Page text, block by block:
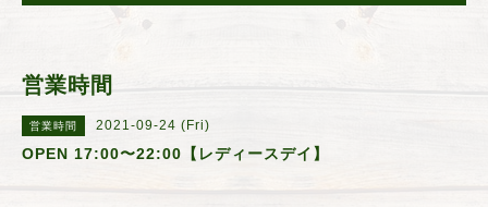
営業時間
営業時間 2021-09-24 (Fri)
OPEN 17:00〜22:00【レディースデイ】